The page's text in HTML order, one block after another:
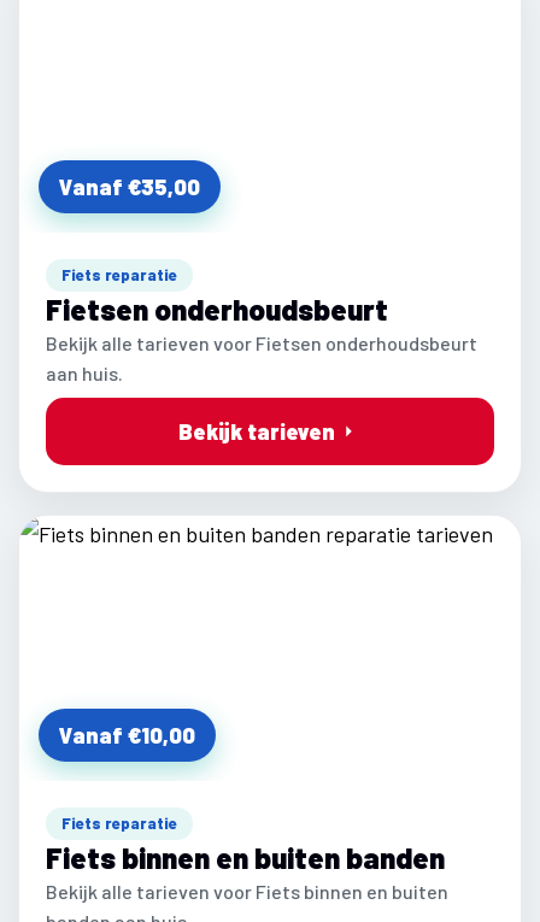
Vanaf €35,00
Fiets reparatie
Fietsen onderhoudsbeurt
Bekijk alle tarieven voor Fietsen onderhoudsbeurt
aan huis.
Bekijk tarieven
Vanaf €10,00
Fiets reparatie
Fiets binnen en buiten banden
Bekijk alle tarieven voor Fiets binnen en buiten